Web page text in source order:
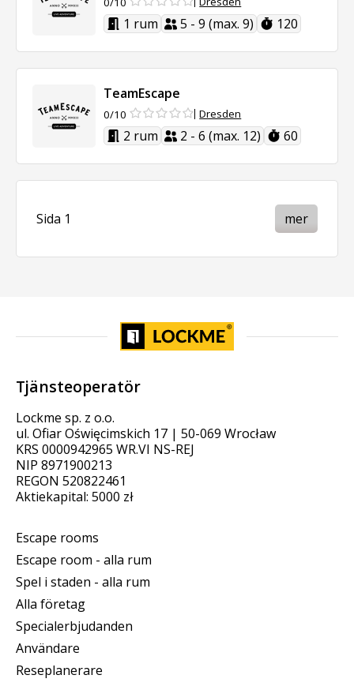
1 rum 5 - 9 (max. 9) 120
TeamEscape
0/10 Dresden
2 rum 2 - 6 (max. 12) 60
Sida 1 mer
Tjänsteoperatör
Lockme sp. z o.o.
ul. Ofiar Oświęcimskich 17 | 50-069 Wrocław
KRS 0000942965 WR.VI NS-REJ
NIP 8971900213
REGON 520822461
Aktiekapital: 5000 zł
Escape rooms
Escape room - alla rum
Spel i staden - alla rum
Alla företag
Specialerbjudanden
Användare
Reseplanerare